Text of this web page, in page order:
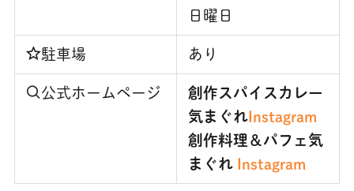
日曜日
駐車場 あり
公式ホームページ
創作スパイスカレー
気まぐれInstagram
創作料理＆パフェ気
まぐれ Instagram